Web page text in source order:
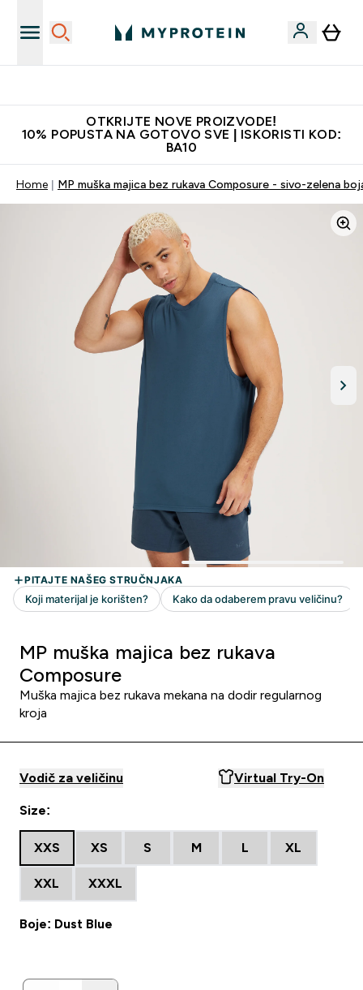
OTKRIJTE NOVE PROIZVODE!
10% POPUSTA NA GOTOVO SVE | ISKORISTI KOD:
BA10
Home MP muška majica bez rukava Composure - sivo-zelena
MP muška majica bez rukava
Composure
Muška majica bez rukava mekana na dodir regularnog
kroja
Vodič za veličinu Virtual Try-On
Size:
XXS XS S M L XL
XXL XXXL
Boje: Dust Blue